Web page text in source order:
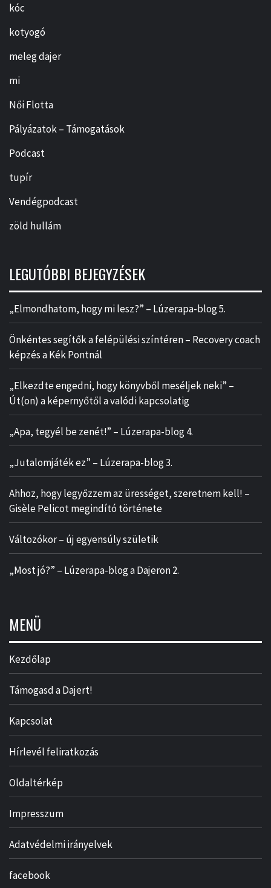
kóc
kotyogó
meleg dajer
mi
Női Flotta
Pályázatok – Támogatások
Podcast
tupír
Vendégpodcast
zöld hullám
LEGUTÓBBI BEJEGYZÉSEK
„Elmondhatom, hogy mi lesz?” – Lúzerapa-blog 5.
Önkéntes segítők a felépülési színtéren – Recovery coach
képzés a Kék Pontnál
„Elkezdte engedni, hogy könyvből meséljek neki” –
Út(on) a képernyőtől a valódi kapcsolatig
„Apa, tegyél be zenét!” – Lúzerapa-blog 4.
„Jutalomjáték ez” – Lúzerapa-blog 3.
Ahhoz, hogy legyőzzem az ürességet, szeretnem kell! –
Gisèle Pelicot megindító története
Változókor – új egyensúly születik
„Most jó?” – Lúzerapa-blog a Dajeron 2.
MENÜ
Kezdőlap
Támogasd a Dajert!
Kapcsolat
Hírlevél feliratkozás
Oldaltérkép
Impresszum
Adatvédelmi irányelvek
facebook